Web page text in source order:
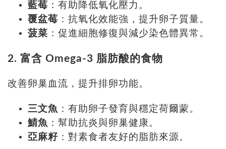
藍莓 ：有助降低氧化壓力。
覆盆莓 ：抗氧化效能強，提升卵子質量。
菠菜 ：促進細胞修復與減少染色體異常。
2. 富含 Omega-3 脂肪酸的食物
改善卵巢血流，提升排卵功能。
三文魚 ：有助卵子發育與穩定荷爾蒙。
鯖魚 ：幫助抗炎與卵巢健康。
亞麻籽 ：對素食者友好的脂肪來源。